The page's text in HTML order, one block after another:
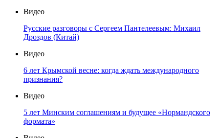
Видео
Русские разговоры с Сергеем Пантелеевым: Михаил
Дроздов (Китай)
Видео
6 лет Крымской весне: когда ждать международного
признания?
Видео
5 лет Минским соглашениям и будущее «Нормандского
формата»